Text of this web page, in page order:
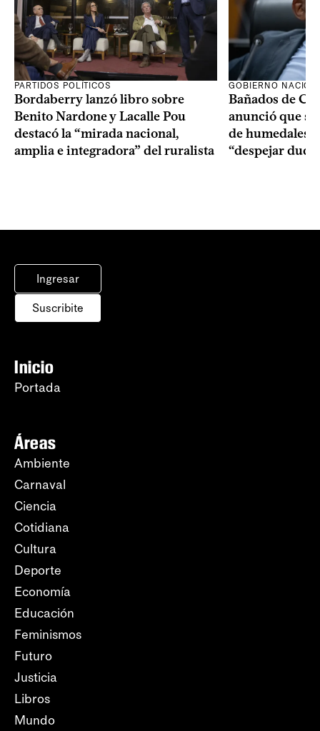
PARTIDOS POLÍTICOS
Bordaberry lanzó libro sobre
Benito Nardone y Lacalle Pou
destacó la “mirada nacional,
amplia e integradora” del ruralista
GOBIERNO
Bañados de
anunció que
de humedales
“despejar
Ingresar
Suscribite
Inicio
Portada
Áreas
Ambiente
Carnaval
Ciencia
Cotidiana
Cultura
Deporte
Economía
Educación
Feminismos
Futuro
Justicia
Libros
Mundo